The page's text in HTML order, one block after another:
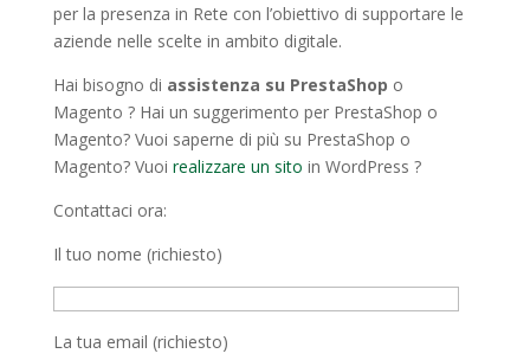
per la presenza in Rete con l’obiettivo di supportare le
aziende nelle scelte in ambito digitale.
Hai bisogno di assistenza su PrestaShop o
Magento ? Hai un suggerimento per PrestaShop o
Magento? Vuoi saperne di più su PrestaShop o
Magento? Vuoi realizzare un sito in WordPress ?
Contattaci ora:
Il tuo nome (richiesto)
La tua email (richiesto)